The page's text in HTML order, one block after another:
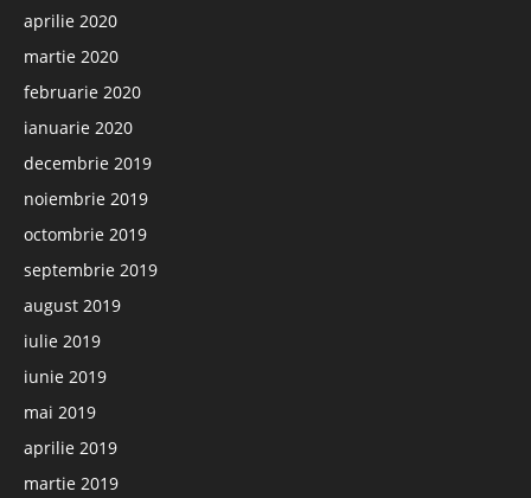
aprilie 2020
martie 2020
februarie 2020
ianuarie 2020
decembrie 2019
noiembrie 2019
octombrie 2019
septembrie 2019
august 2019
iulie 2019
iunie 2019
mai 2019
aprilie 2019
martie 2019